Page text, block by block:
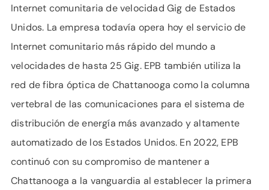
Internet comunitaria de velocidad Gig de Estados
Unidos. La empresa todavía opera hoy el servicio de
Internet comunitario más rápido del mundo a
velocidades de hasta 25 Gig. EPB también utiliza la
red de fibra óptica de Chattanooga como la columna
vertebral de las comunicaciones para el sistema de
distribución de energía más avanzado y altamente
automatizado de los Estados Unidos. En 2022, EPB
continuó con su compromiso de mantener a
Chattanooga a la vanguardia al establecer la primera